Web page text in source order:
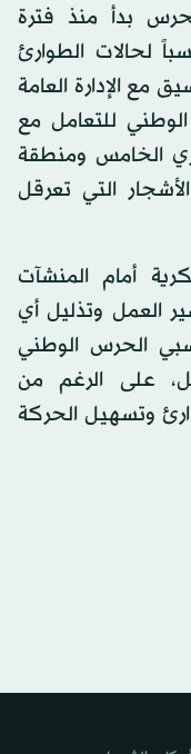
بدأ منذ فترة
لحالات الطوارئ
مع الإدارة العامة
للتعامل مع
الخامس ومنطقة
التي تعرقل
أمام المنشآت
العمل وتذليل أي
الحرس الوطني
على الرغم من
وتسهيل الحركة